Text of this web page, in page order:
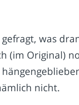
was
(im Original)
nicht.